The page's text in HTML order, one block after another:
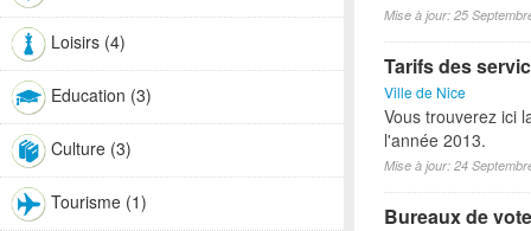
Mise à jour: 25
Tarifs des
Ville de Nice
Vous trouverez ici
l'année 2013.
Mise à jour: 24
Bureaux de
Loisirs (4)
Education (3)
Culture (3)
Tourisme (1)